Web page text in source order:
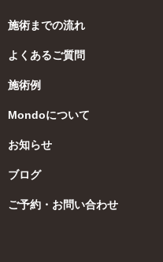
施術までの流れ
よくあるご質問
施術例
Mondoについて
お知らせ
ブログ
ご予約・お問い合わせ